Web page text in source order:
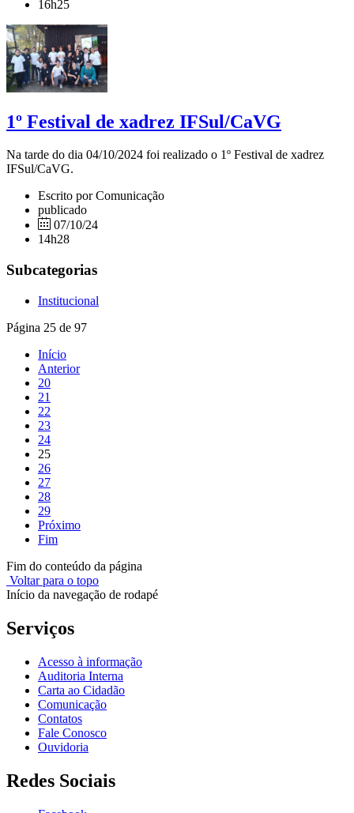
16h25
1º Festival de xadrez IFSul/CaVG
Na tarde do dia 04/10/2024 foi realizado o 1º Festival de xadrez
IFSul/CaVG.
Escrito por Comunicação
publicado
07/10/24
14h28
Subcategorias
Institucional
Página 25 de 97
Início
Anterior
20
21
22
23
24
25
26
27
28
29
Próximo
Fim
Fim do conteúdo da página
Voltar para o topo
Início da navegação de rodapé
Serviços
Acesso à informação
Auditoria Interna
Carta ao Cidadão
Comunicação
Contatos
Fale Conosco
Ouvidoria
Redes Sociais